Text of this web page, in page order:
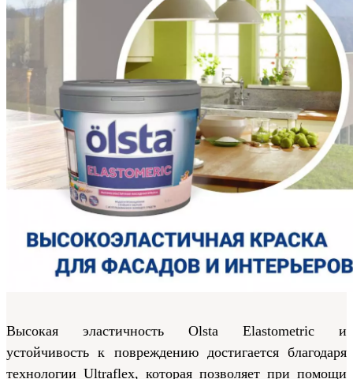
Высокая эластичность Olsta Elastometric и
устойчивость к повреждению достигается благодаря
технологии Ultraflex, которая позволяет при помощи